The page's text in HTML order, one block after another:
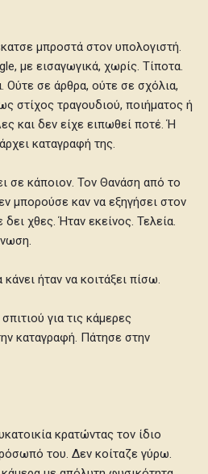
μπροστά στον υπολογιστή.
με εισαγωγικά, χωρίς. Τίποτα.
σε άρθρα, ούτε σε σχόλια,
στίχος τραγουδιού, ποιήματος ή
και δεν είχε ειπωθεί ποτέ. Ή
καταγραφή της.
σε κάποιον. Τον Θανάση από το
μπορούσε καν να εξηγήσει στον
δει χθες. Ήταν εκείνος. Τελεία.
ήταν να κοιτάξει πίσω.
για τις κάμερες
καταγραφή. Πάτησε στην
κρατώντας τον ίδιο
του. Δεν κοίταζε γύρω.